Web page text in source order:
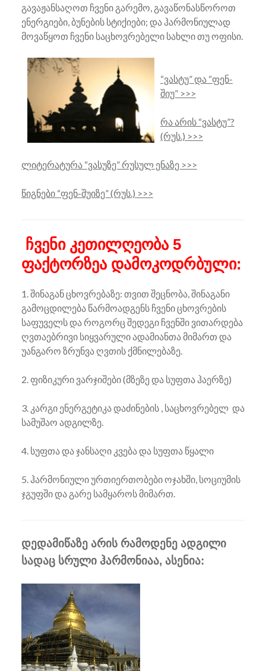
გავაჟანსაღოთ ჩვენი გარემო, გავაწონასწოროთ
ენერგიები, ბუნების სტიქიები; და ჰარმონიულად
მოვაწყოთ ჩვენი საცხოვრებელი სახლი თუ ოფისი.
“ვასტუ” და “ფენ-
შიუ” >>>
რა არის “ვასტუ”?
(რუს.) >>>
ლიტერატურა “ვასუზე” რუსულ ენაზე >>>
წიგნები “ფენ-შუიზე” (რუს.) >>>
ჩვენი კეთილღეობა 5
ფაქტორზეა დამოკოდრბული:
1. შინაგან ცხოვრებაზე: თვით შეცნობა, შინაგანი
გამოცდილება წარმოადგენს ჩვენი ცხოვრების
საფუველს და როგორც შედეგი ჩვენში ვითარდება
ღვთაებრივი სიყვარული ადამიანთა მიმართ და
უანგარო ზრუნვა ღვთის ქმნილებაზე.
2. ფიზიკური ვარჯიშები (მზეზე და სუფთა ჰაერზე)
3. კარგი ენერგეტიკა დაძინების , საცხოვრებელ და
სამუშაო ადგილზე.
4. სუფთა და ჯანსაღი კვება და სუფთა წყალი
5. ჰარმონიული ურთიერთობები ოჯახში, სოციუმის
ჯგუფში და გარე სამყაროს მიმართ.
დედამიწაზე არის რამოდენე ადგილი
სადაც სრული ჰარმონიაა, ასენია: